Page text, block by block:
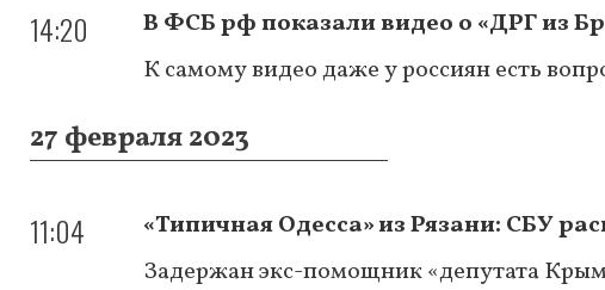
14:20
В ФСБ рф показали видео о «ДРГ из
К самому видео даже у россиян есть
27 февраля 2023
11:04
«Типичная Одесса» из Рязани: СБУ
Задержан экс-помощник «депутата